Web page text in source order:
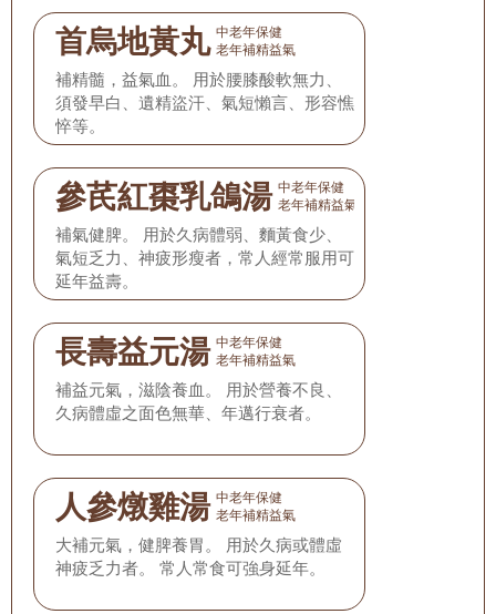
首烏地黃丸 中老年保健
老年補精益氣
補精髓，益氣血。 用於腰膝酸軟無力、
須發早白、遺精盜汗、氣短懶言、形容憔
悴等。
參芪紅棗乳鴿湯 中老年保健
老年補精益氣
補氣健脾。 用於久病體弱、麵黃食少、
氣短乏力、神疲形瘦者，常人經常服用可
延年益壽。
長壽益元湯 中老年保健
老年補精益氣
補益元氣，滋陰養血。 用於營養不良、
久病體虛之面色無華、年邁行衰者。
人參燉雞湯 中老年保健
老年補精益氣
大補元氣，健脾養胃。 用於久病或體虛
神疲乏力者。 常人常食可強身延年。